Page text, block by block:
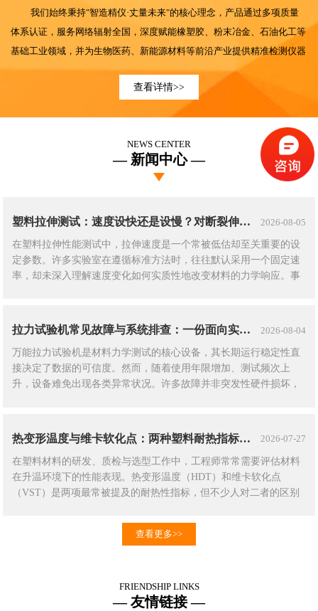
我们始终秉持"智造精仪·丈量未来"的核心理念，产品通过多项质量
体系认证，服务网络辐射全国，深度赋能橡塑胶、粉末冶金、石油化工等
基础工业领域，并为生物医药、新能源材料等前沿产业提供精准检测仪器
支持。目前已成为300余家科研院所、高等院校及中高端制造企业的深度
合作伙伴，多款产品被纳入指定采购名录。
4.0标准为参照，将精密机械工艺与智能
造哲学指引下，我们持续践
"全周期品质管控"和"零距离服务响应"双轨体系，以科学精神丈量品质
高度，用创新动能驱动产业升级，矢志成为科学仪器领域受人尊敬的中国
查看详情>>
NEWS CENTER
新闻中心
塑料拉伸测试：速度设快还是设慢？对断裂伸长率的影响不可忽视 2026-08-05
在塑料拉伸性能测试中，拉伸速度是一个常被低估却至关重要的设
定参数。许多实验室在遵循标准方法时，往往默认采用一个固定速
率，却未深入理解速度变化如何实质性地改变材料的力学响应。事
的本征行为。现象：断裂伸长率随速度反向变化大量实验……
拉力试验机常见故障与系统排查：一份面向实验室的维护指南 2026-08-04
万能拉力试验机是材料力学测试的核心设备，其长期运行稳定性直
接决定了数据的可信度。然而，随着使用年限增加、测试频次上
升，设备难免出现各类异常状况。许多故障并非突发性硬件损坏，
梳理了拉力试验机最常遇到的五类故障现象及其系统化排查……
热变形温度与维卡软化点：两种塑料耐热指标，别再混为一谈 2026-07-27
在塑料材料的研发、质检与选型工作中，工程师常常需要评估材料
在升温环境下的性能表现。热变形温度（HDT）和维卡软化点
（VST）是两项最常被提及的耐热性指标，但不少人对二者的区别
但测试原理、加载方式和判定逻辑截然不同，数据之间不具有直接
可比性，更不能互相替代。什么是热变形温度（HDT）……
查看更多>>
FRIENDSHIP LINKS
友情链接